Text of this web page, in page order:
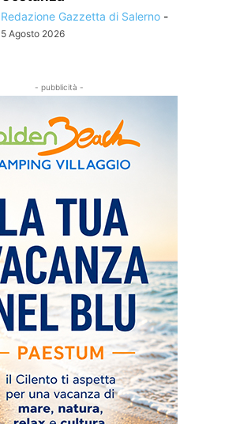
Redazione Gazzetta di Salerno -
5 Agosto 2026
- pubblicità -